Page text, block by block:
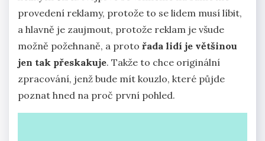
provedení reklamy, protože to se lidem musí líbit,
a hlavně je zaujmout, protože reklam je všude
možně požehnaně, a proto řada lidí je většinou
jen tak přeskakuje. Takže to chce originální
zpracování, jenž bude mít kouzlo, které půjde
poznat hned na proč první pohled.